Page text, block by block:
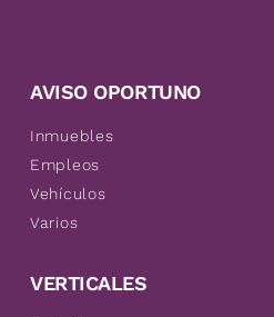
AVISO OPORTUNO
Inmuebles
Empleos
Vehículos
Varios
VERTICALES